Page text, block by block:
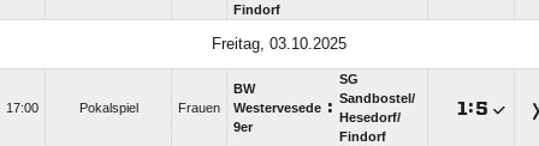
Findorf
Freitag, 03.10.2025
17:00 Pokalspiel Frauen
BW
Westervesede
9er
:
SG
Sandbostel/​
Hesedorf/​
Findorf
: